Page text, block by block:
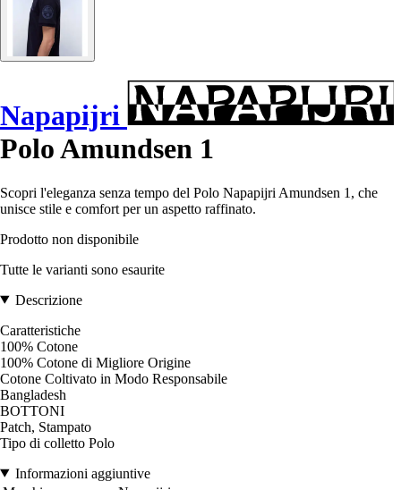
Napapijri
Polo Amundsen 1
Scopri l'eleganza senza tempo del Polo Napapijri Amundsen 1, che
unisce stile e comfort per un aspetto raffinato.
Prodotto non disponibile
Tutte le varianti sono esaurite
Descrizione
Caratteristiche
100% Cotone
100% Cotone di Migliore Origine
Cotone Coltivato in Modo Responsabile
Bangladesh
BOTTONI
Patch, Stampato
Tipo di colletto Polo
Informazioni aggiuntive